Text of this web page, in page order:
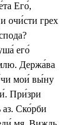
Его́,
очи́сти грех
его́
Держа́ва
мои́ вы́ну
При́зри
Ско́рби